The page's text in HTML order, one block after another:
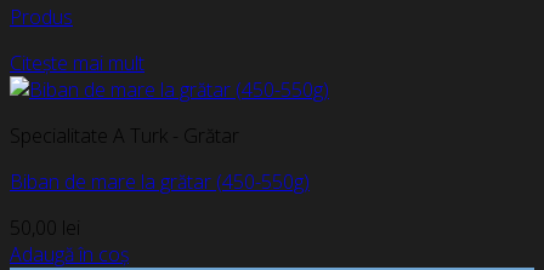
Produs
Citește mai mult
Specialitate A Turk - Grătar
Biban de mare la grătar (450-550g)
50,00 lei
Adaugă în coș